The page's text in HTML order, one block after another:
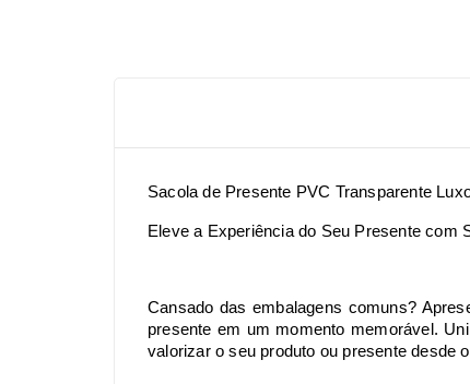
Sacola de Presente PVC Transparente
Eleve a Experiência do Seu Presente com
Cansado das embalagens comuns?
presente em um momento memorável.
valorizar o seu produto ou presente desde